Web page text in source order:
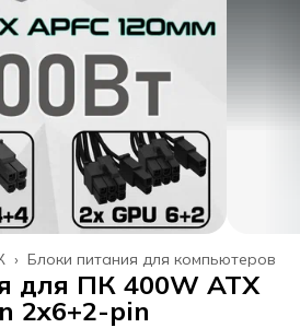
Блоки питания для компьютеров
›
для ПК 400W ATX
2x6+2-pin